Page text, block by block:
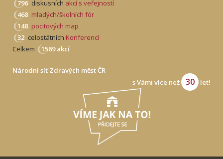
796 diskusních akcí s veřejností
468 mladých/školních fór
148 pocitových map
32 celostátních Konferencí
Celkem
1569 akcí
Národní síť Zdravých měst ČR
s Vámi více než
30 let!